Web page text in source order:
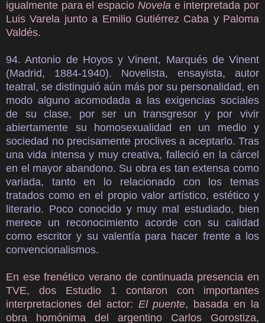
igualmente para el espacio Novelae interpretada por
Luis Varela junto a Emilio Gutiérrez Caba y Paloma
Valdés.
94. Antonio de Hoyos y Vinent, Marqués de Vinent
(Madrid, 1884-1940). Novelista, ensayista, autor
teatral, se distinguió aún más por su personalidad, en
modo alguno acomodada a las exigencias sociales
de su clase, por ser un transgresor y por vivir
abiertamente su homosexualidad en un medio y
sociedad no precisamente proclives a aceptarlo. Tras
una vida intensa y muy creativa, falleció en la cárcel
en el mayor abandono. Su obra es tan extensa como
variada, tanto en lo relacionado con los temas
tratados como en el propio valor artístico, estético y
literario. Poco conocido y muy mal estudiado, bien
merece un reconocimiento acorde con su calidad
como escritor y su valentía para hacer frente a los
convencionalismos.
En ese frenético verano de continuada presencia en
TVE, dos Estudio 1 contaron con importantes
interpretaciones del actor: El puente, basada en la
obra homónima del argentino Carlos Gorostiza,